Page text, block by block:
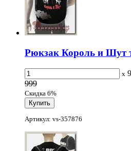
Рюкзак Король и Шут
x
999
Скидка 6%
Артикул: vs-357876